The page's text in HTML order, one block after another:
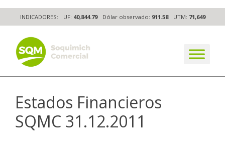
to
content
INDICADORES: UF: 40,844.79 Dólar observado: 911.58 UTM: 71,649
The worldwide business formula
Estados Financieros
SQMC 31.12.2011